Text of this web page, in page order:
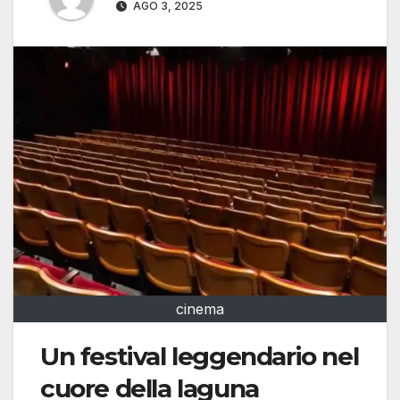
AGO 3, 2025
cinema
Un festival leggendario nel
cuore della laguna